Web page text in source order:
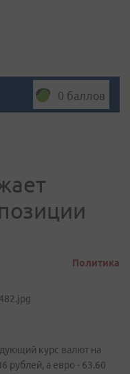
0 баллов
Политика
курс валют на
рублей, а евро - 63.60